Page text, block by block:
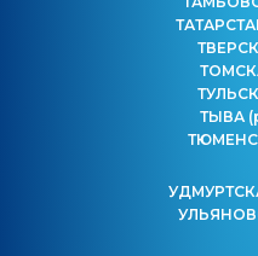
ТЫВА